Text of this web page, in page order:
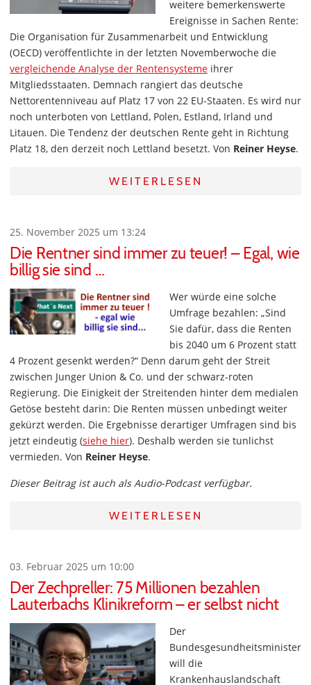
weitere bemerkenswerte
Ereignisse in Sachen Rente:
Die Organisation für Zusammenarbeit und Entwicklung
(OECD) veröffentlichte in der letzten Novemberwoche die
vergleichende Analyse der Rentensysteme ihrer
Mitgliedsstaaten. Demnach rangiert das deutsche
Nettorentenniveau auf Platz 17 von 22 EU-Staaten. Es wird nur
noch unterboten von Lettland, Polen, Estland, Irland und
Litauen. Die Tendenz der deutschen Rente geht in Richtung
Platz 18, den derzeit noch Lettland besetzt. Von Reiner Heyse.
WEITERLESEN
25. November 2025 um 13:24
Die Rentner sind immer zu teuer! – Egal, wie
billig sie sind …
Wer würde eine solche
Umfrage bezahlen: „Sind
Sie dafür, dass die Renten
bis 2040 um 6 Prozent statt
4 Prozent gesenkt werden?“ Denn darum geht der Streit
zwischen Junger Union & Co. und der schwarz-roten
Regierung. Die Einigkeit der Streitenden hinter dem medialen
Getöse besteht darin: Die Renten müssen unbedingt weiter
gekürzt werden. Die Ergebnisse derartiger Umfragen sind bis
jetzt eindeutig (siehe hier). Deshalb werden sie tunlichst
vermieden. Von Reiner Heyse.
Dieser Beitrag ist auch als Audio-Podcast verfügbar.
WEITERLESEN
03. Februar 2025 um 10:00
Der Zechpreller: 75 Millionen bezahlen
Lauterbachs Klinikreform – er selbst nicht
Der
Bundesgesundheitsminister
will die
Krankenhauslandschaft